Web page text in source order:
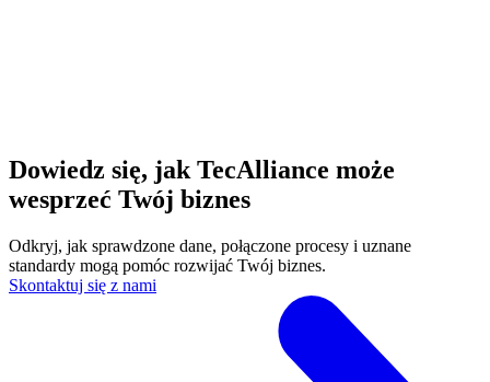
Dowiedz się, jak TecAlliance może
wesprzeć Twój biznes
Odkryj, jak sprawdzone dane, połączone procesy i uznane
standardy mogą pomóc rozwijać Twój biznes.
Skontaktuj się z nami